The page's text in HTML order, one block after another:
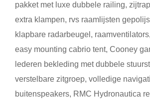
pakket met luxe dubbele railing,
extra klampen, rvs raamlijsten
klapbare radarbeugel,
easy mounting cabrio tent, Cooney
lederen bekleding met dubbele
verstelbare zitgroep, volledige
buitenspeakers, RMC Hydronautica